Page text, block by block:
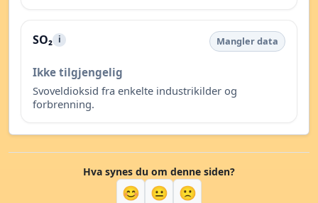
SO₂ i Mangler data
Ikke tilgjengelig
Svoveldioksid fra enkelte industrikilder og
forbrenning.
Hva synes du om denne siden?
😊 😐 🙁